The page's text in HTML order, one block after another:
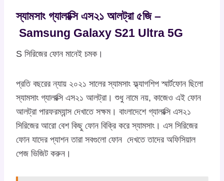
স্যামসাং গ্যালাক্সি এস২১ আলট্রা ৫জি –
Samsung Galaxy S21 Ultra 5G
S সিরিজের ফোন মানেই চমক।
প্রতি বছরের ন্যায় ২০২১ সালের স্যামসাং ফ্ল্যাগশিপ স্মার্টফোন ছিলো
স্যামসাং গ্যালাক্সি এস২১ আলট্রা। শুধু নামে নয়, কাজেও এই ফোন
আলট্রা পারফরম্যান্স দেখাতে সক্ষম। বাংলাদেশে গ্যালাক্সি এস২১
সিরিজের আরো বেশ কিছু ফোন বিক্রি করে স্যামসাং। এস সিরিজের
ফোন যাদের প্যাশন তারা সবগুলো ফোন দেখতে তাদের অফিসিয়াল
পেজ ভিজিট করুন।